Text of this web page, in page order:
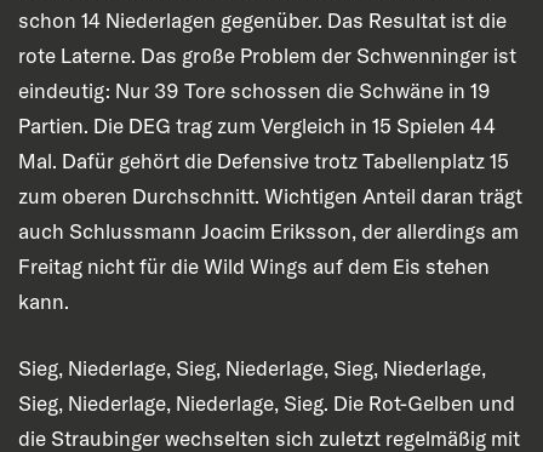
schon 14 Niederlagen gegenüber. Das Resultat ist die
rote Laterne. Das große Problem der Schwenninger ist
eindeutig: Nur 39 Tore schossen die Schwäne in 19
Partien. Die DEG trag zum Vergleich in 15 Spielen 44
Mal. Dafür gehört die Defensive trotz Tabellenplatz 15
zum oberen Durchschnitt. Wichtigen Anteil daran trägt
auch Schlussmann Joacim Eriksson, der allerdings am
Freitag nicht für die Wild Wings auf dem Eis stehen
kann.
Sieg, Niederlage, Sieg, Niederlage, Sieg, Niederlage,
Sieg, Niederlage, Niederlage, Sieg. Die Rot-Gelben und
die Straubinger wechselten sich zuletzt regelmäßig mit